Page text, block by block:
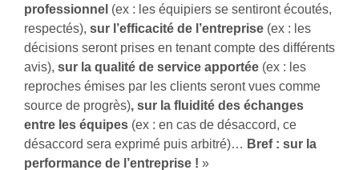
professionnel (ex : les équipiers se sentiront écoutés,
respectés), sur l’efficacité de l’entreprise (ex : les
décisions seront prises en tenant compte des différents
avis), sur la qualité de service apportée (ex : les
reproches émises par les clients seront vues comme
source de progrès), sur la fluidité des échanges
entre les équipes (ex : en cas de désaccord, ce
désaccord sera exprimé puis arbitré)… Bref : sur la
performance de l’entreprise ! »